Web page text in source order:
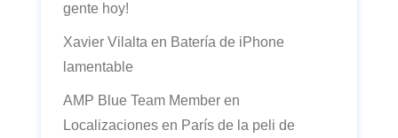
gente hoy!
Xavier Vilalta en Batería de iPhone
lamentable
AMP Blue Team Member en
Localizaciones en París de la peli de